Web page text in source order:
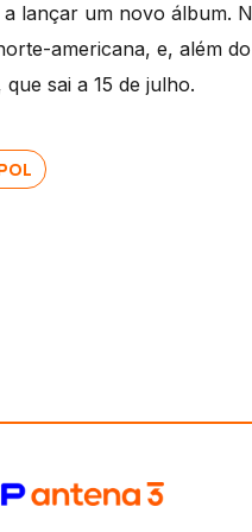
a lançar um novo álbum.
americana, e, além
que sai a 15 de julho.